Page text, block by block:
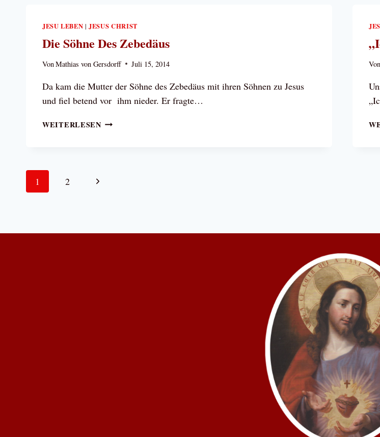
JESU LEBEN |JESUS CHRIST
Die Söhne Des Zebedäus
VonMathias von Gersdorff Juli 15, 2014
Da kam die Mutter der Söhne des Zebedäus mit ihren Söhnen zu Jesus
und fiel betend vor ihm nieder. Er fragte…
WEITERLESENDIE
Von
Seitennavigation
1 2
Nächste